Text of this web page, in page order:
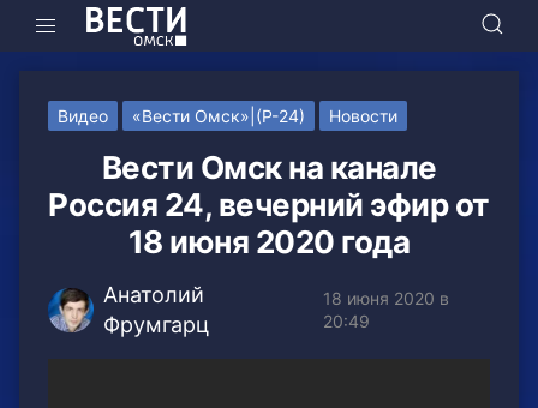
Видео «Вести Омск»|(Р-24) Новости
Вести Омск на канале
Россия 24, вечерний эфир от
18 июня 2020 года
Анатолий
Фрумгарц
18 июня 2020 в
20:49